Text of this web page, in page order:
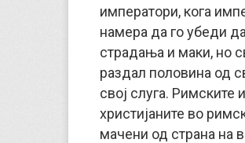
императори, кога
намера да го убеди
страдања и маки, но
раздал половина од
свој слуга.
христијаните во
мачени од страна на